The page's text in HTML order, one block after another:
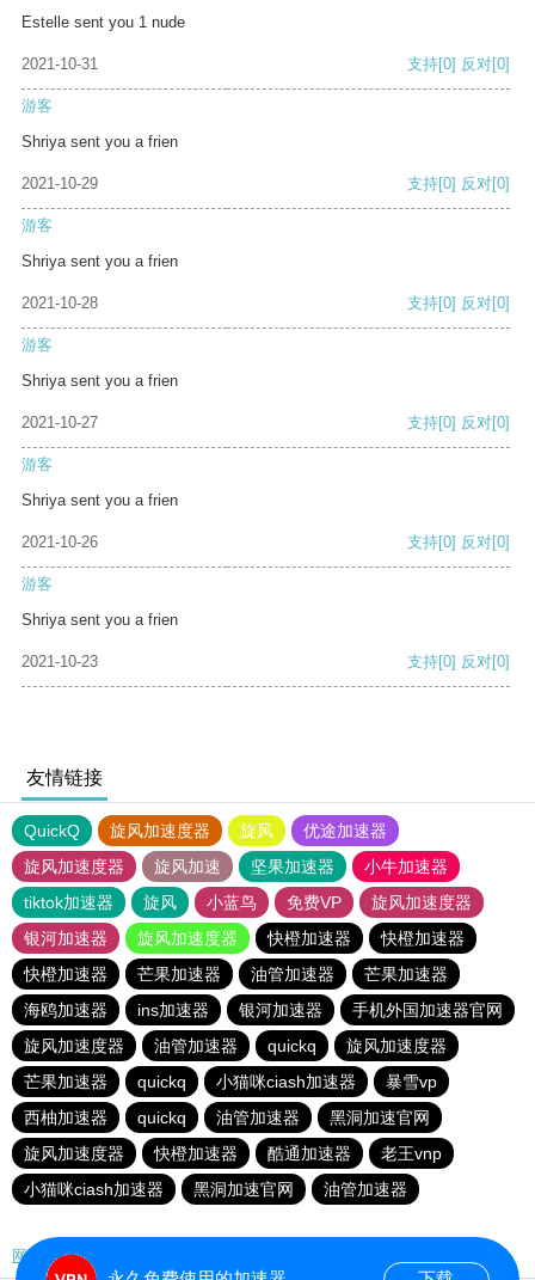
Estelle sent you 1 nude
2021-10-31 支持[0] 反对[0]
游客
Shriya sent you a frien
2021-10-29 支持[0] 反对[0]
游客
Shriya sent you a frien
2021-10-28 支持[0] 反对[0]
游客
Shriya sent you a frien
2021-10-27 支持[0] 反对[0]
游客
Shriya sent you a frien
2021-10-26 支持[0] 反对[0]
游客
Shriya sent you a frien
2021-10-23 支持[0] 反对[0]
友情链接
QuickQ 旋风加速度器 旋风
优途加速器
旋风加速度器
旋风加速 坚果加速器
小牛加速器
tiktok加速器
旋风 小蓝鸟 免费VP
旋风加速度器
银河加速器
旋风加速度器 快橙加速器
快橙加速器
快橙加速器
芒果加速器 油管加速器
芒果加速器
海鸥加速器
ins加速器 银河加速器
手机外国加速器官网
旋风加速度器
油管加速器 quickq
旋风加速度器
芒果加速器
quickq 小猫咪ciash加速器
暴雪vp
西柚加速器
quickq 油管加速器
黑洞加速官网
旋风加速度器
快橙加速器 酷通加速器
老王vnp
小猫咪ciash加速器
黑洞加速官网 油管加速器
网站地图